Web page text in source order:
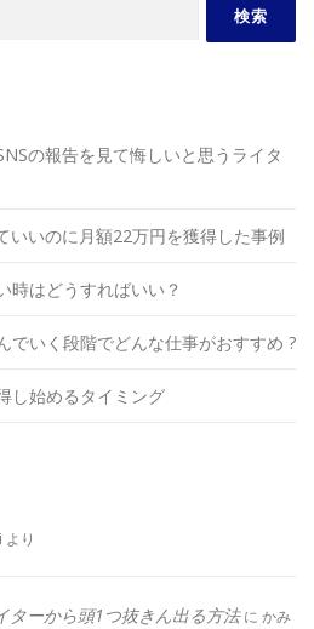
の報告を見て悔しいと思うライタ
いいのに月額22万円を獲得した事例
時はどうすればいい？
でいく段階でどんな仕事がおすすめ ?
し始めるタイミング
より
ターから頭1つ抜きん出る方法に かみ